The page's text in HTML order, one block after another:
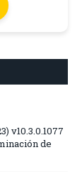
v10.3.0.1077
de